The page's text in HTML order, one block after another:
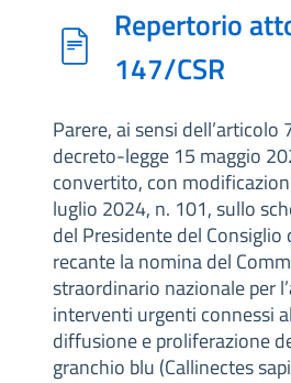
Repertorio
147/CSR
Parere, ai sensi dell’articolo
decreto-legge 15 maggio
convertito, con
luglio 2024, n. 101, sullo
del Presidente del
recante la nomina del
straordinario nazionale per
interventi urgenti connessi
diffusione e proliferazione
granchio blu (Callinectes